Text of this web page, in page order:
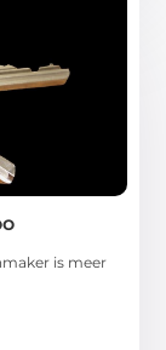
is meer